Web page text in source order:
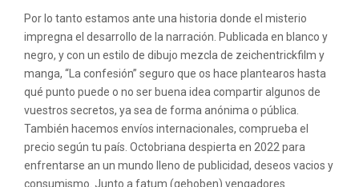
Por lo tanto estamos ante una historia donde el misterio
impregna el desarrollo de la narración. Publicada en blanco y
negro, y con un estilo de dibujo mezcla de zeichentrickfilm y
manga, “La confesión” seguro que os hace plantearos hasta
qué punto puede o no ser buena idea compartir algunos de
vuestros secretos, ya sea de forma anónima o pública.
También hacemos envíos internacionales, comprueba el
precio según tu país. Octobriana despierta en 2022 para
enfrentarse an un mundo lleno de publicidad, deseos vacios y
consumismo. Junto a fatum (gehoben) vengadores